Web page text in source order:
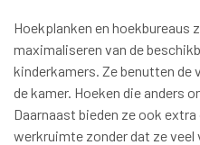
Hoekplanken en
maximaliseren van de
kinderkamers. Ze benutten de
de kamer. Hoeken die anders
Daarnaast bieden ze ook
werkruimte zonder dat ze